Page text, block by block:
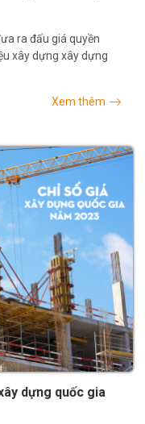
ra đấu giá quyền
xây dựng xây dựng
Xem thêm
dựng quốc gia